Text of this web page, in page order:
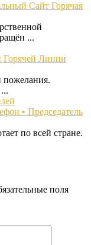
Сайт Горячая
...
Линии
пожелания.
• Председатель
по всей стране.
поля